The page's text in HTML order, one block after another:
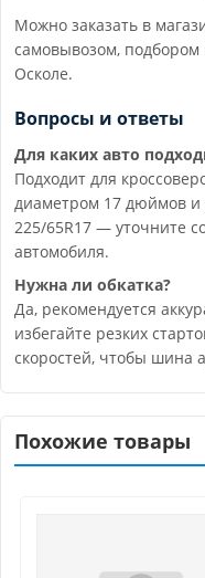
Можно заказать в
самовывозом, подбором
Осколе.
Вопросы и ответы
Для каких авто
Подходит для
диаметром 17 дюймов
225/65R17 — уточните
автомобиля.
Нужна ли обкатка?
Да, рекомендуется
избегайте резких
скоростей, чтобы шина
Похожие товары